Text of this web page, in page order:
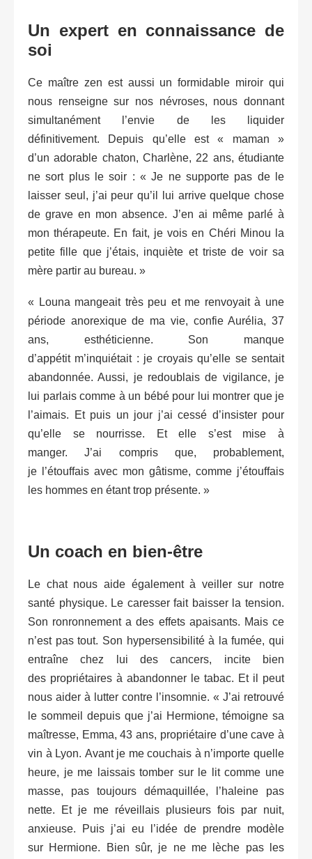
Un expert en connaissance de
soi
Ce maître zen est aussi un formidable miroir qui
nous renseigne sur nos névroses, nous donnant
simultanément l’envie de les liquider
définitivement. Depuis qu’elle est « maman »
d’un adorable chaton, Charlène, 22 ans, étudiante
ne sort plus le soir : « Je ne supporte pas de le
laisser seul, j’ai peur qu’il lui arrive quelque chose
de grave en mon absence. J’en ai même parlé à
mon thérapeute. En fait, je vois en Chéri Minou la
petite fille que j’étais, inquiète et triste de voir sa
mère partir au bureau. »
« Louna mangeait très peu et me renvoyait à une
période anorexique de ma vie, confie Aurélia, 37
ans, esthéticienne. Son manque
d’appétit m’inquiétait : je croyais qu’elle se sentait
abandonnée. Aussi, je redoublais de vigilance, je
lui parlais comme à un bébé pour lui montrer que je
l’aimais. Et puis un jour j’ai cessé d’insister pour
qu’elle se nourrisse. Et elle s’est mise à
manger. J’ai compris que, probablement,
je l’étouffais avec mon gâtisme, comme j’étouffais
les hommes en étant trop présente. »
Un coach en bien-être
Le chat nous aide également à veiller sur notre
santé physique. Le caresser fait baisser la tension.
Son ronronnement a des effets apaisants. Mais ce
n’est pas tout. Son hypersensibilité à la fumée, qui
entraîne chez lui des cancers, incite bien
des propriétaires à abandonner le tabac. Et il peut
nous aider à lutter contre l’insomnie. « J’ai retrouvé
le sommeil depuis que j’ai Hermione, témoigne sa
maîtresse, Emma, 43 ans, propriétaire d’une cave à
vin à Lyon. Avant je me couchais à n’importe quelle
heure, je me laissais tomber sur le lit comme une
masse, pas toujours démaquillée, l’haleine pas
nette. Et je me réveillais plusieurs fois par nuit,
anxieuse. Puis j’ai eu l’idée de prendre modèle
sur Hermione. Bien sûr, je ne me lèche pas les